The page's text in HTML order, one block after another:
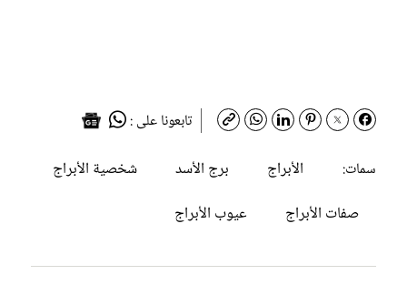
تابعونا على :
سمات:
الأبراج برج الأسد
شخصية الأبراج
صفات الأبراج
عيوب الأبراج